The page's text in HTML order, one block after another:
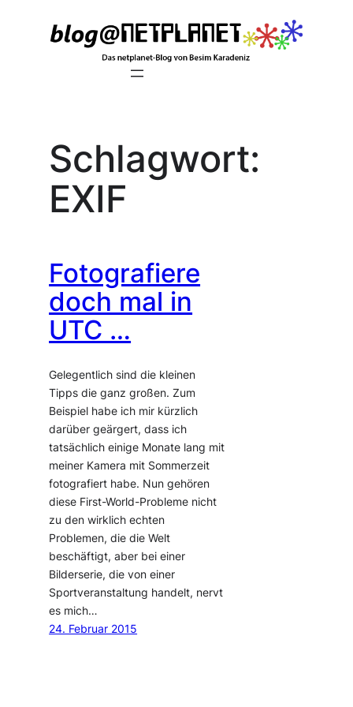
Schlagwort:
EXIF
Fotografiere
doch mal in
UTC …
Gelegentlich sind die kleinen
Tipps die ganz großen. Zum
Beispiel habe ich mir kürzlich
darüber geärgert, dass ich
tatsächlich einige Monate lang mit
meiner Kamera mit Sommerzeit
fotografiert habe. Nun gehören
diese First-World-Probleme nicht
zu den wirklich echten
Problemen, die die Welt
beschäftigt, aber bei einer
Bilderserie, die von einer
Sportveranstaltung handelt, nervt
es mich…
24. Februar 2015